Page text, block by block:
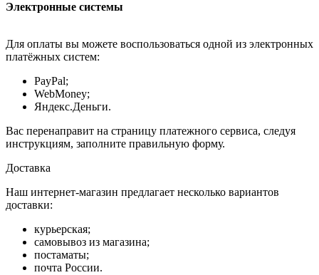
Электронные системы
Для оплаты вы можете воспользоваться одной из электронных
платёжных систем:
PayPal;
WebMoney;
Яндекс.Деньги.
Вас перенаправит на страницу платежного сервиса, следуя
инструкциям, заполните правильную форму.
Доставка
Наш интернет-магазин предлагает несколько вариантов
доставки:
курьерская;
самовывоз из магазина;
постаматы;
почта России.